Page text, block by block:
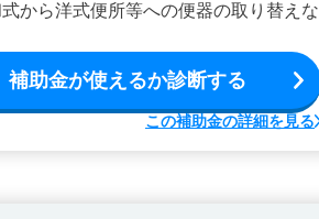
から洋式便所等への便器の取り替えな
補助金が使えるか診断する
この補助金の詳細を見る